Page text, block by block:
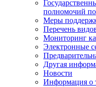
полномочий по
Меры
Перечень
Мониторинг
Электронные
Другая
Новости
Информация о